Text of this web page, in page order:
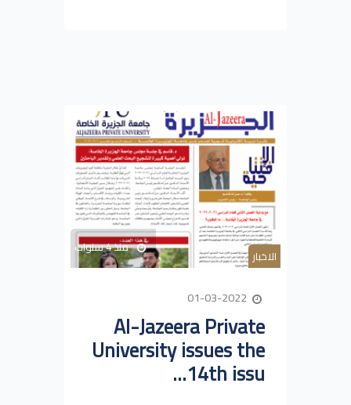
الاخبار منذ 4 سنوات
Al-Jazeera Private
University issues the
14th issu...